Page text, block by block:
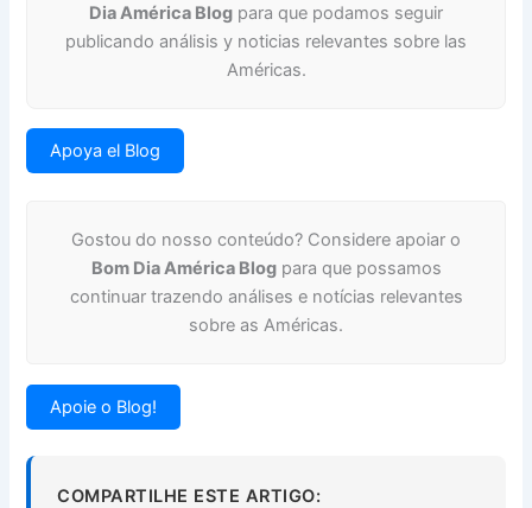
Dia América Blog para que podamos seguir
publicando análisis y noticias relevantes sobre las
Américas.
Apoya el Blog
Gostou do nosso conteúdo? Considere apoiar o
Bom Dia América Blogpara que possamos
continuar trazendo análises e notícias relevantes
sobre as Américas.
Apoie o Blog!
COMPARTILHE ESTE ARTIGO: